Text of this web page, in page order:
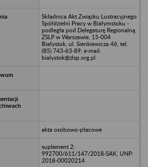
Składnica Akt Związku Lustracyjnego
Spółdzielni Pracy w Białymstoku -
podległa pod Delegaturę Regionalną
ZSLP w Warszawie, 15-004
Białystok, ul. Sienkiewicza 46, tel.
(85) 743-63-89; e-mail:
bialystok@zlsp.org.pl
akta osobowo-płacowe
suplement 2;
992700/611/147/2018-SAK, UNP:
2018-00020214